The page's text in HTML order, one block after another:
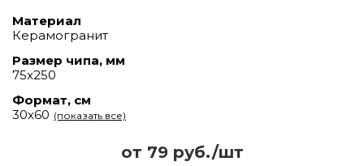
от 79 руб./шт
Материал
Керамогранит
Размер чипа, мм
75x250
Формат, см
30х60 (показать все)